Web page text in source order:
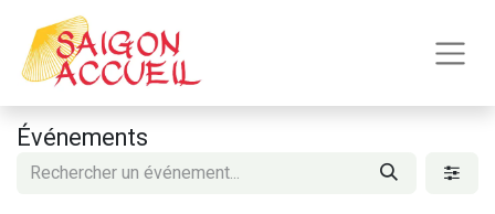
Événements